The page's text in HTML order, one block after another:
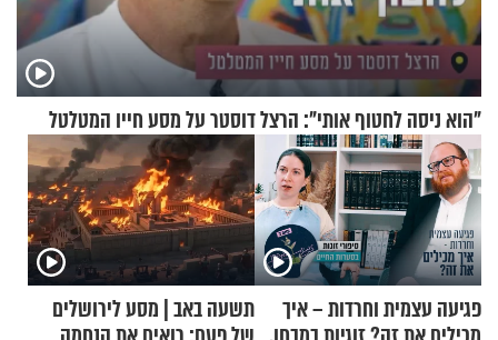
"הוא ניסה לחטוף אותי": הרצל דוסטר על מסע חייו המטלטל
פגיעה עצמית וחרדות – איך
תשעה באב | מסע לירושלים